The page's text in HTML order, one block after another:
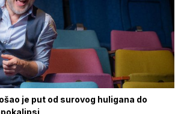
je put od surovog huligana do